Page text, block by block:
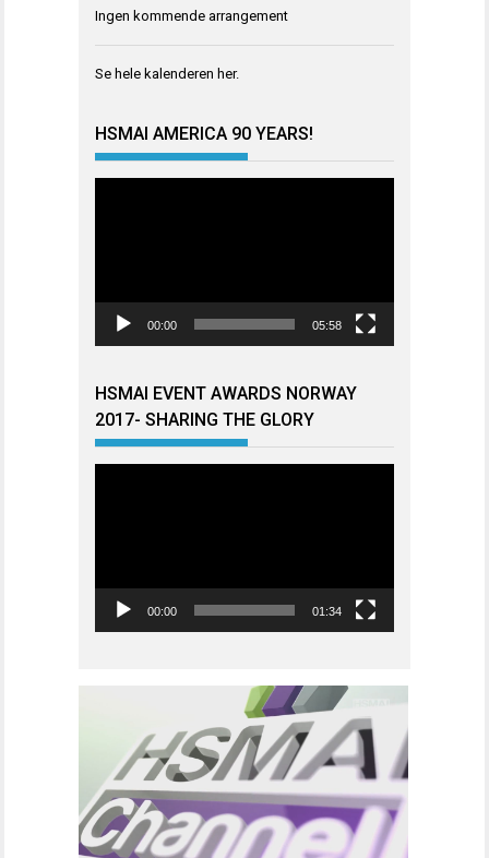
Ingen kommende arrangement
Se hele kalenderen her.
HSMAI AMERICA 90 YEARS!
00:00 05:58
HSMAI EVENT AWARDS NORWAY
2017- SHARING THE GLORY
00:00 01:34